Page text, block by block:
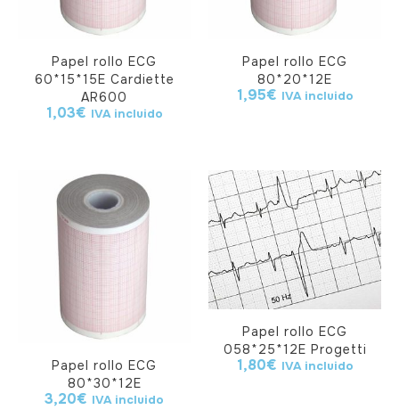
Papel rollo ECG
60*15*15E Cardiette
AR600
1,03€ IVA incluido
Papel rollo ECG
80*20*12E
1,95€ IVA incluido
Papel rollo ECG
80*30*12E
3,20€ IVA incluido
Papel rollo ECG
058*25*12E Progetti
1,80€ IVA incluido